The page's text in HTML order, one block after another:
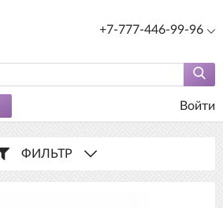
+7-777-446-99-96
Войти
ФИЛЬТР